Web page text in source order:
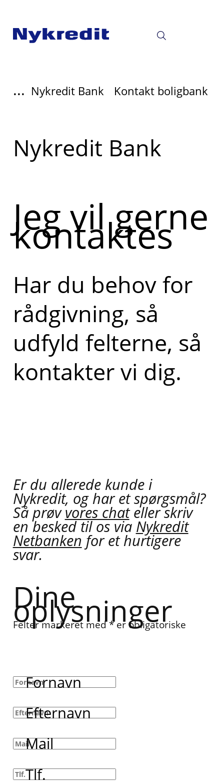
... Nykredit Bank Kontakt boligbank
Læs
mere
Nykredit Bank
Jeg vil gerne
kontaktes
Har du behov for
rådgivning, så
udfyld felterne, så
kontakter vi dig.
Er du allerede kunde i
Nykredit, og har et spørgsmål?
Så prøvvores chateller skriv
en besked til os via Nykredit
Netbanken for et hurtigere
svar.
Dine
oplysninger
Felter markeret med * er obligatoriske
Fornavn
Efternavn
Mail
Tlf.
God
Nykredits
AI-assistent
Har du
spørgsmål
eller brug
for hjælp,
så skriv
endelig!